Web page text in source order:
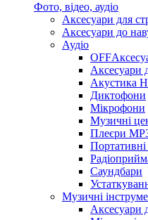
Фото, відео, аудіо
Аксесуари для
Аксесуари до
Аудіо
Аксесуари
Акустика
Диктофони
Мікрофони
Музичні
Плеєри
Саундбари
Музичні
Аксесуари